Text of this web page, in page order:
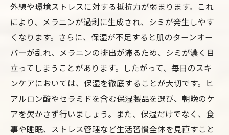
外線や環境ストレスに対する抵抗力が弱まります。これ
により、メラニンが過剰に生成され、シミが発生しやす
くなります。さらに、保湿が不足すると肌のターンオー
バーが乱れ、メラニンの排出が滞るため、シミが濃く目
立ってしまうことがあります。したがって、毎日のスキ
ンケアにおいては、保湿を徹底することが大切です。ヒ
アルロン酸やセラミドを含む保湿製品を選び、朝晩のケ
アを欠かさず行いましょう。また、保湿だけでなく、食
事や睡眠、ストレス管理など生活習慣全体を見直すこと